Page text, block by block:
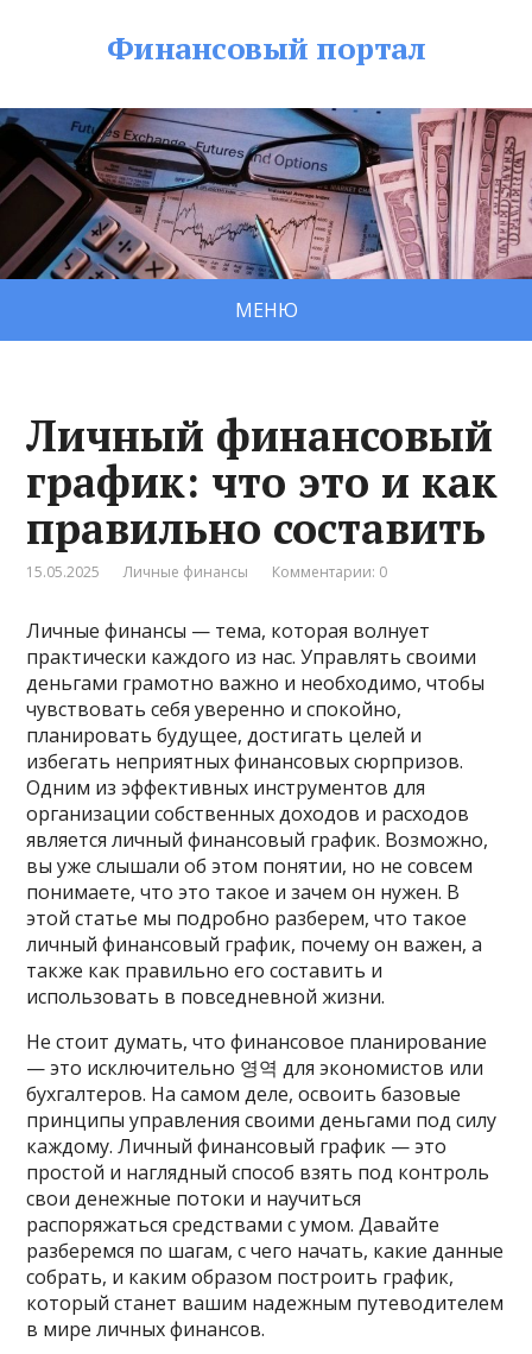
Финансовый портал
МЕНЮ
Личный финансовый
график: что это и как
правильно составить
15.05.2025 Личные финансы Комментарии: 0
Личные финансы — тема, которая волнует
практически каждого из нас. Управлять своими
деньгами грамотно важно и необходимо, чтобы
чувствовать себя уверенно и спокойно,
планировать будущее, достигать целей и
избегать неприятных финансовых сюрпризов.
Одним из эффективных инструментов для
организации собственных доходов и расходов
является личный финансовый график. Возможно,
вы уже слышали об этом понятии, но не совсем
понимаете, что это такое и зачем он нужен. В
этой статье мы подробно разберем, что такое
личный финансовый график, почему он важен, а
также как правильно его составить и
использовать в повседневной жизни.
Не стоит думать, что финансовое планирование
— это исключительно 영역 для экономистов или
бухгалтеров. На самом деле, освоить базовые
принципы управления своими деньгами под силу
каждому. Личный финансовый график — это
простой и наглядный способ взять под контроль
свои денежные потоки и научиться
распоряжаться средствами с умом. Давайте
разберемся по шагам, с чего начать, какие данные
собрать, и каким образом построить график,
который станет вашим надежным путеводителем
в мире личных финансов.